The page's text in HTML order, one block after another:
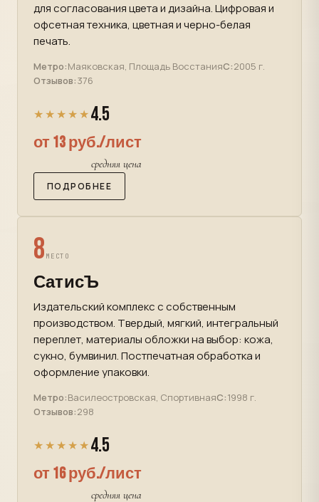
для согласования цвета и дизайна. Цифровая и
офсетная техника, цветная и черно-белая
печать.
Метро:Маяковская, Площадь ВосстанияС:2005 г.
Отзывов:376
★★★★★ 4.5
от 13 руб./лист
средняя цена
ПОДРОБНЕЕ
8 МЕСТО
СатисЪ
Издательский комплекс с собственным
производством. Твердый, мягкий, интегральный
переплет, материалы обложки на выбор: кожа,
сукно, бумвинил. Постпечатная обработка и
оформление упаковки.
Метро:Василеостровская, СпортивнаяС:1998 г.
Отзывов:298
★★★★★ 4.5
от 16 руб./лист
средняя цена